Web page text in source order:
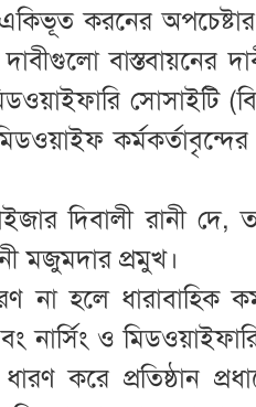
করনের
বাস্তবায়নের
সোসাইটি
দিবালী রানী দে,
মজুমদার প্রমুখ।
না হলে ধারাবাহিক
ও মিডওয়াইফারি
করে প্রতিষ্ঠান